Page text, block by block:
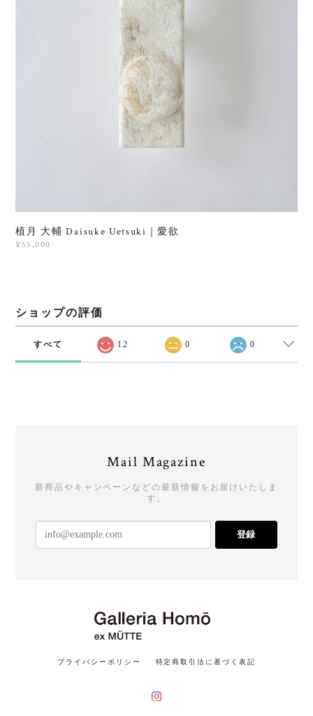
植月 大輔 Daisuke Uetsuki｜愛欲
¥55,000
ショップの評価
すべて 12 0 0
Mail Magazine
新商品やキャンペーンなどの最新情報をお届けいたしま
す。
登録
プライバシーポリシー 特定商取引法に基づく表記